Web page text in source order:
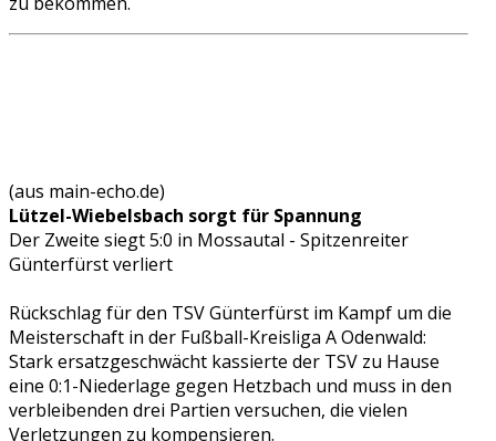
(aus main-echo.de)
Lützel-Wiebelsbach sorgt für Spannung
Der Zweite siegt 5:0 in Mossautal - Spitzenreiter
Günterfürst verliert
Rückschlag für den TSV Günterfürst im Kampf um die
Meisterschaft in der Fußball-Kreisliga A Odenwald:
Stark ersatzgeschwächt kassierte der TSV zu Hause
eine 0:1-Niederlage gegen Hetzbach und muss in den
verbleibenden drei Partien versuchen, die vielen
Verletzungen zu kompensieren.